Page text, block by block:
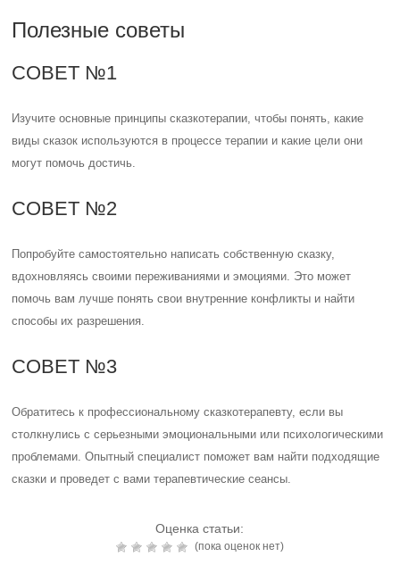
Полезные советы
СОВЕТ №1
Изучите основные принципы сказкотерапии, чтобы понять, какие
виды сказок используются в процессе терапии и какие цели они
могут помочь достичь.
СОВЕТ №2
Попробуйте самостоятельно написать собственную сказку,
вдохновляясь своими переживаниями и эмоциями. Это может
помочь вам лучше понять свои внутренние конфликты и найти
способы их разрешения.
СОВЕТ №3
Обратитесь к профессиональному сказкотерапевту, если вы
столкнулись с серьезными эмоциональными или психологическими
проблемами. Опытный специалист поможет вам найти подходящие
сказки и проведет с вами терапевтические сеансы.
Оценка статьи:
(пока оценок нет)